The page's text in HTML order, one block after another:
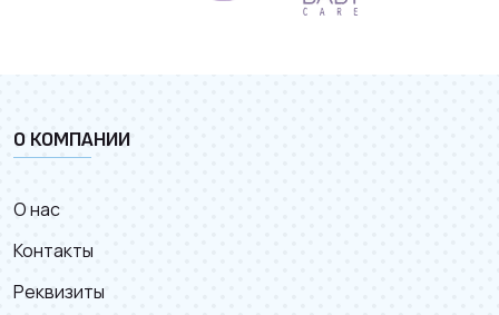
О КОМПАНИИ
О нас
Контакты
Реквизиты